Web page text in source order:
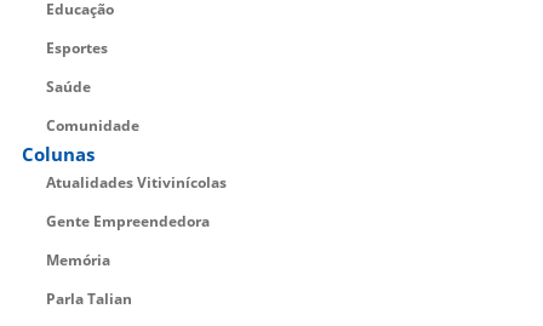
Educação
Esportes
Saúde
Comunidade
Colunas
Atualidades Vitivinícolas
Gente Empreendedora
Memória
Parla Talian